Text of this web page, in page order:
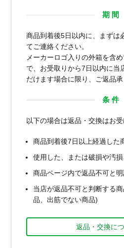
期 間
商品到着後5日以内に、まずは
てご連絡ください。
メーカーロゴ入りの外箱を含
で、お受取りから7日以内に当
だけます場合に限り、ご返品承
条 件
以下の場合は返品・交換はお受
商品到着後7日以上経過した
使用した、または破損や汚
商品ページ内で返品不可と
当店が返品不可と判断する
品、出筋でない商品)
返品・交換に